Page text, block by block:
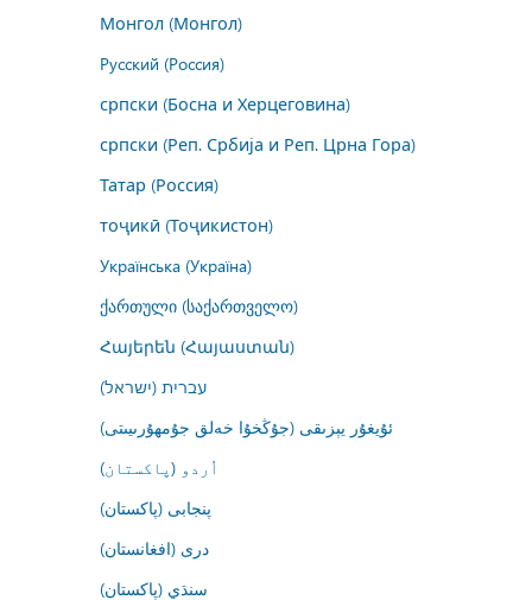
Монгол (Монгол)
Русский (Россия)
српски (Босна и Херцеговина)
српски (Реп. Србија и Реп. Црна Гора)
Татар (Россия)
тоҷикӣ (Тоҷикистон)
Українська (Україна)
ქართული (საქართველო)
Հայերեն (Հայաստան)
עברית (ישראל)
ئۇيغۇر يېزىقى (جۇڭخۇا خەلق جۇمھۇرىيىتى)
اُردو (پاکستان)
پنجابی (پاکستان)
درى (افغانستان)
سنڌي (پاکستان)